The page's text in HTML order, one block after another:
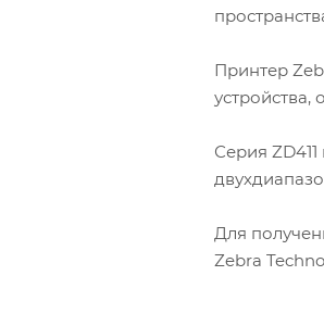
Принтер
Серия
Для
Zebra